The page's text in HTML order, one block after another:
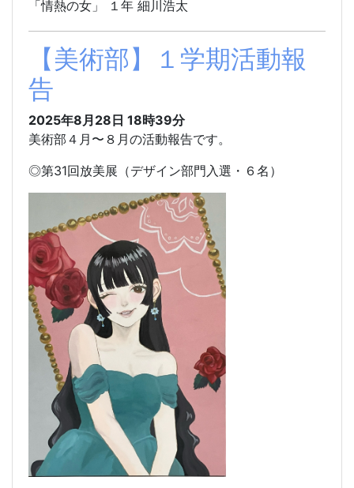
「情熱の女」 １年 細川浩太
【美術部】１学期活動報
告
2025年8月28日 18時39分
美術部４月〜８月の活動報告です。
◎第31回放美展（デザイン部門入選・６名）